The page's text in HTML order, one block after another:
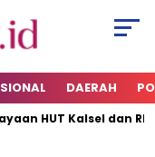
DAERAH
HUT Kalsel dan RI